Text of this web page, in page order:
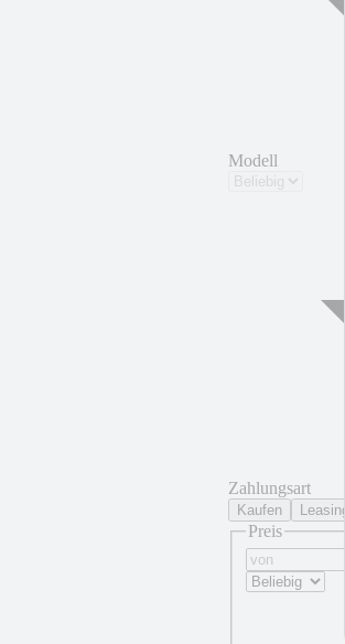
Modell
Zahlungsart
Kaufen Leasing
Preis